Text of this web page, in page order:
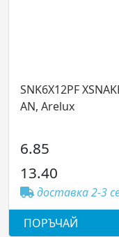
XSNAKE
2-3 седмици